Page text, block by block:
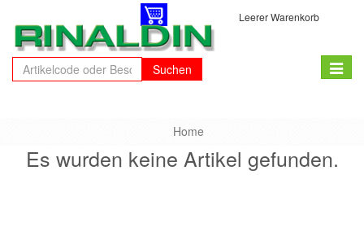
Suchen
Leerer Warenkorb
Toggle
Home
Es wurden keine Artikel gefunden.